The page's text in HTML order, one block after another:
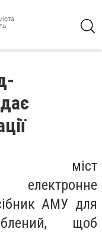
міст
електронне
АМУ для
щоб